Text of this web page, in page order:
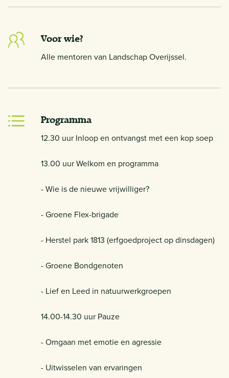
Voor wie?
Alle mentoren van Landschap Overijssel.
Programma
12.30 uur Inloop en ontvangst met een kop soep
13.00 uur Welkom en programma
- Wie is de nieuwe vrijwilliger?
- Groene Flex-brigade
- Herstel park 1813 (erfgoedproject op dinsdagen)
- Groene Bondgenoten
- Lief en Leed in natuurwerkgroepen
14.00-14.30 uur Pauze
- Omgaan met emotie en agressie
- Uitwisselen van ervaringen